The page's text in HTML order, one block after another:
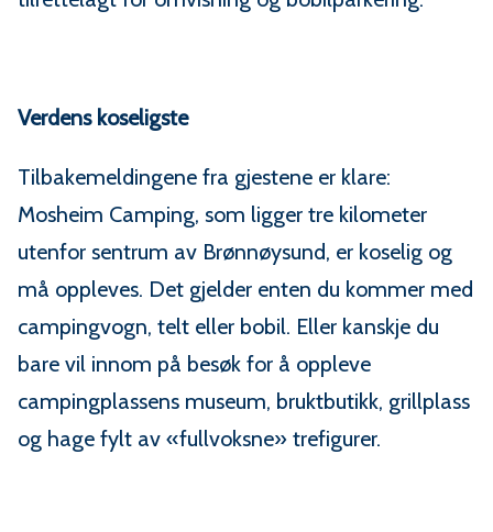
Verdens koseligste
Tilbakemeldingene fra gjestene er klare:
Mosheim Camping, som ligger tre kilometer
utenfor sentrum av Brønnøysund, er koselig og
må oppleves. Det gjelder enten du kommer med
campingvogn, telt eller bobil. Eller kanskje du
bare vil innom på besøk for å oppleve
campingplassens museum, bruktbutikk, grillplass
og hage fylt av «fullvoksne» trefigurer.